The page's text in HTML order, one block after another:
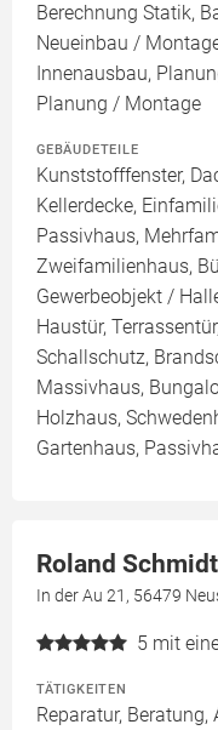
Berechnung Statik,
Neueinbau /
Innenausbau,
Planung / Montage
GEBÄUDETEILE
Kunststofffenster,
Kellerdecke,
Passivhaus,
Zweifamilienhaus,
Gewerbeobjekt /
Haustür,
Schallschutz,
Massivhaus,
Holzhaus,
Gartenhaus,
Roland
In der Au 21, 56479
5 mit
TÄTIGKEITEN
Reparatur,